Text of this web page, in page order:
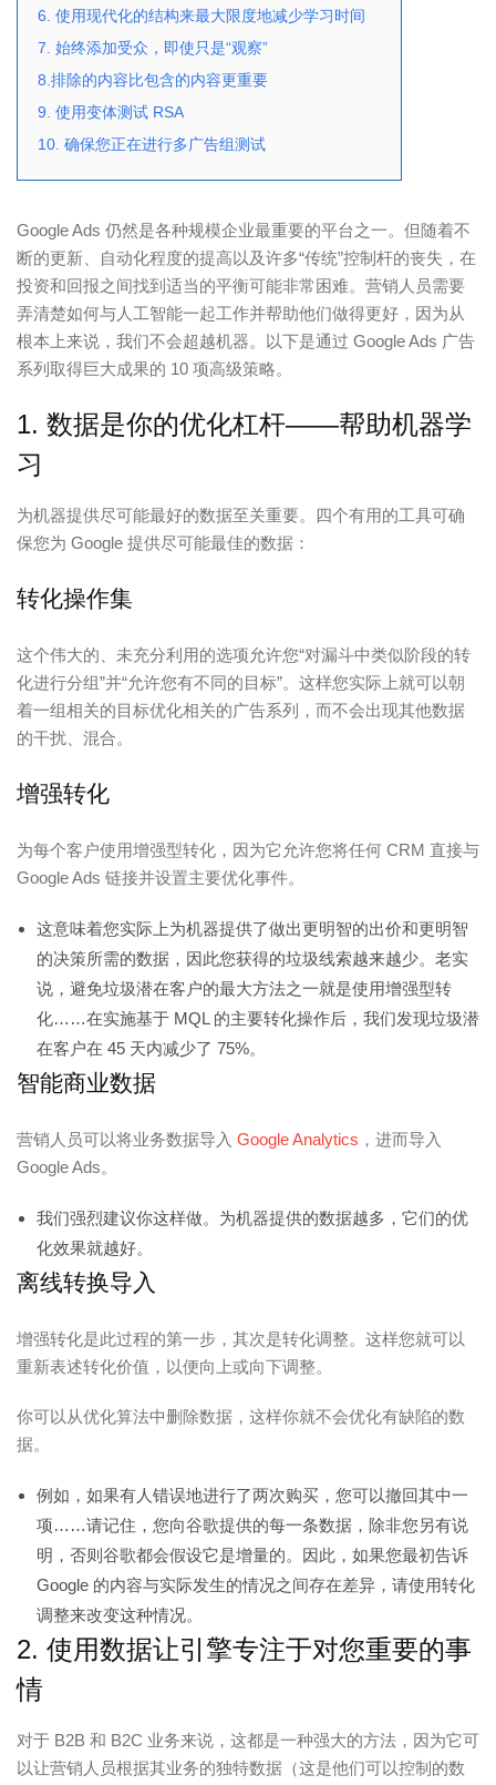
6. 使用现代化的结构来最大限度地减少学习时间
7. 始终添加受众，即使只是“观察”
8.排除的内容比包含的内容更重要
9. 使用变体测试 RSA
10. 确保您正在进行多广告组测试
Google Ads 仍然是各种规模企业最重要的平台之一。但随着不
断的更新、自动化程度的提高以及许多“传统”控制杆的丧失，在
投资和回报之间找到适当的平衡可能非常困难。营销人员需要
弄清楚如何与人工智能一起工作并帮助他们做得更好，因为从
根本上来说，我们不会超越机器。以下是通过 Google Ads 广告
系列取得巨大成果的 10 项高级策略。
1. 数据是你的优化杠杆——帮助机器学
习
为机器提供尽可能最好的数据至关重要。四个有用的工具可确
保您为 Google 提供尽可能最佳的数据：
转化操作集
这个伟大的、未充分利用的选项允许您“对漏斗中类似阶段的转
化进行分组”并“允许您有不同的目标”。这样您实际上就可以朝
着一组相关的目标优化相关的广告系列，而不会出现其他数据
的干扰、混合。
增强转化
为每个客户使用增强型转化，因为它允许您将任何 CRM 直接与
Google Ads 链接并设置主要优化事件。
这意味着您实际上为机器提供了做出更明智的出价和更明智
的决策所需的数据，因此您获得的垃圾线索越来越少。老实
说，避免垃圾潜在客户的最大方法之一就是使用增强型转
化……在实施基于 MQL 的主要转化操作后，我们发现垃圾潜
在客户在 45 天内减少了 75%。
智能商业数据
营销人员可以将业务数据导入 Google Analytics ，进而导入
Google Ads。
我们强烈建议你这样做。为机器提供的数据越多，它们的优
化效果就越好。
离线转换导入
增强转化是此过程的第一步，其次是转化调整。这样您就可以
重新表述转化价值，以便向上或向下调整。
你可以从优化算法中删除数据，这样你就不会优化有缺陷的数
据。
例如，如果有人错误地进行了两次购买，您可以撤回其中一
项……请记住，您向谷歌提供的每一条数据，除非您另有说
明，否则谷歌都会假设它是增量的。因此，如果您最初告诉
Google 的内容与实际发生的情况之间存在差异，请使用转化
调整来改变这种情况。
2. 使用数据让引擎专注于对您重要的事
情
对于 B2B 和 B2C 业务来说，这都是一种强大的方法，因为它可
以让营销人员根据其业务的独特数据（这是他们可以控制的数